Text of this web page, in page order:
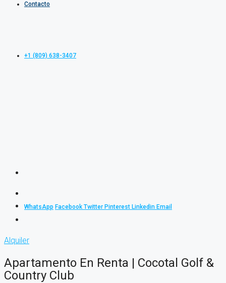
Contacto
+1 (809) 638-3407
WhatsApp Facebook Twitter Pinterest Linkedin Email
Alquiler
Apartamento En Renta | Cocotal Golf &
Country Club